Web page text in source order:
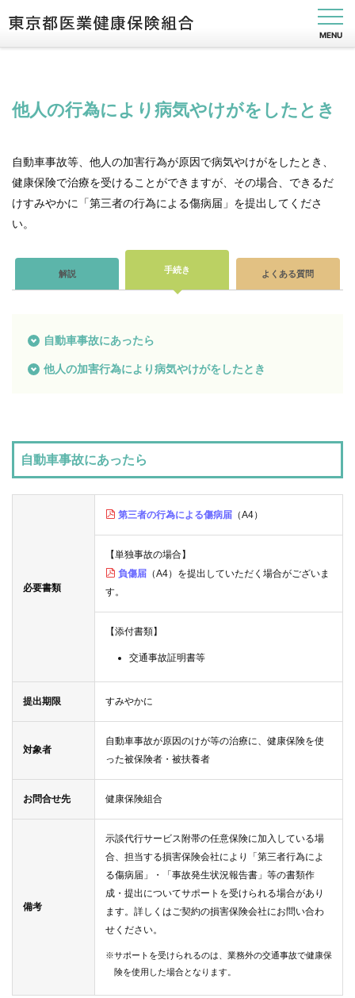
MENU
の
く
健
の
書
る
他人の行為により病気やけがをしたとき
自動車事故等、他人の加害行為が原因で病気やけがをしたとき、
健康保険で治療を受けることができますが、その場合、できるだ
けすみやかに「第三者の行為による傷病届」を提出してくださ
い。
解説 手続き よくある質問
自動車事故にあったら
他人の加害行為により病気やけがをしたとき
自動車事故にあったら
必要書類
第三者の行為による傷病届 （A4）
【単独事故の場合】
負傷届 （A4）を提出していただく場合がございま
す。
【添付書類】
交通事故証明書等
提出期限 すみやかに
対象者
自動車事故が原因のけが等の治療に、健康保険を使
った被保険者・被扶養者
お問合せ先 健康保険組合
備考
示談代行サービス附帯の任意保険に加入している場
合、担当する損害保険会社により「第三者行為によ
る傷病届」・「事故発生状況報告書」等の書類作
成・提出についてサポートを受けられる場合があり
ます。詳しくはご契約の損害保険会社にお問い合わ
せください。
※サポートを受けられるのは、業務外の交通事故で健康保
険を使用した場合となります。